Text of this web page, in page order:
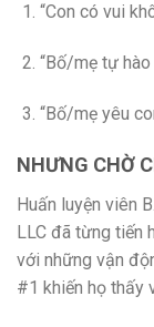
“Con có vui
“Bố/mẹ tự hào
“Bố/mẹ yêu
NHƯNG CHỜ
Huấn luyện viên
LLC đã từng tiến
với những vận
#1 khiến họ thấy